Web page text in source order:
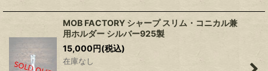
MOB FACTORY シャープ スリム・コニカル兼
用ホルダー シルバー925製
15,000円(税込)
在庫なし